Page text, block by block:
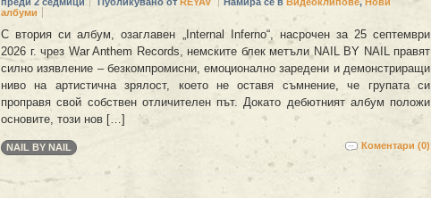
преди 2 седмици Публикувано от REYAV Намира се в Видеоклипове, Нови
албуми
С втория си албум, озаглавен „Internal Inferno“, насрочен за 25 септември
2026 г. чрез War Anthem Records, немските блек метъли NAIL BY NAIL правят
силно изявление – безкомпромисни, емоционално заредени и демонстриращи
ниво на артистична зрялост, което не оставя съмнение, че групата си
проправя свой собствен отличителен път. Докато дебютният албум положи
основите, този нов […]
Коментари (0)
NAIL BY NAIL